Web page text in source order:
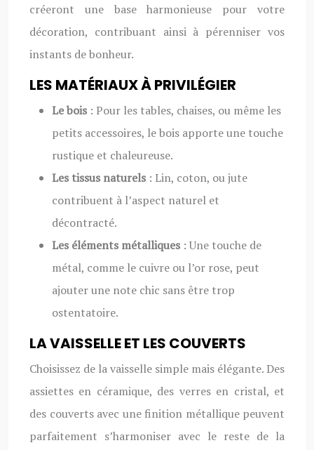
créeront une base harmonieuse pour votre
décoration, contribuant ainsi à pérenniser vos
instants de bonheur.
LES MATÉRIAUX À PRIVILÉGIER
Le bois : Pour les tables, chaises, ou même les
petits accessoires, le bois apporte une touche
rustique et chaleureuse.
Les tissus naturels : Lin, coton, ou jute
contribuent à l’aspect naturel et
décontracté.
Les éléments métalliques : Une touche de
métal, comme le cuivre ou l’or rose, peut
ajouter une note chic sans être trop
ostentatoire.
LA VAISSELLE ET LES COUVERTS
Choisissez de la vaisselle simple mais élégante. Des
assiettes en céramique, des verres en cristal, et
des couverts avec une finition métallique peuvent
parfaitement s’harmoniser avec le reste de la